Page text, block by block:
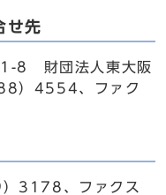
せ先
8 財団法人東大阪
）4554、ファク
3178、ファクス